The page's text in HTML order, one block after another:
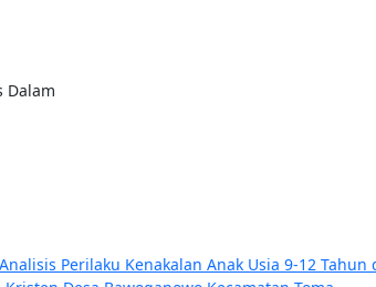
Dalam
Analisis Perilaku Kenakalan Anak Usia 9-12 Tahun